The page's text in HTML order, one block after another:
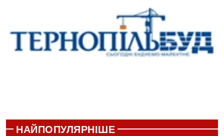
НАЙПОПУЛЯРНІШЕ